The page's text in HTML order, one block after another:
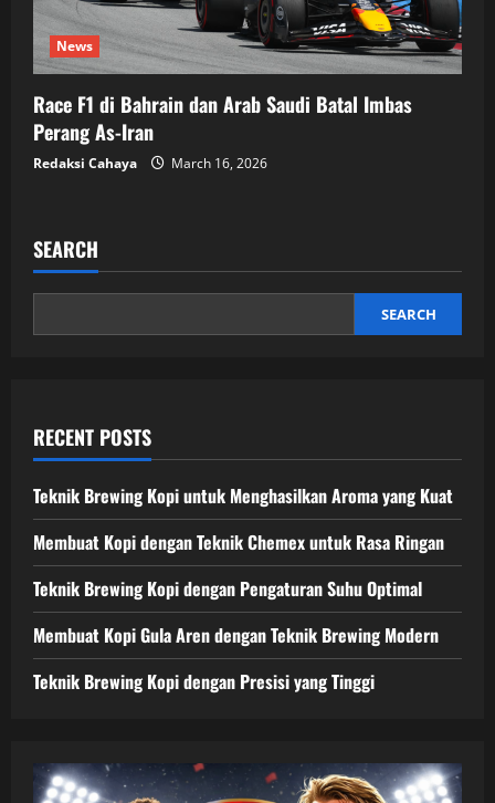
News
Race F1 di Bahrain dan Arab Saudi Batal Imbas
Perang As-Iran
Redaksi Cahaya March 16, 2026
SEARCH
SEARCH
RECENT POSTS
Teknik Brewing Kopi untuk Menghasilkan Aroma yang Kuat
Membuat Kopi dengan Teknik Chemex untuk Rasa Ringan
Teknik Brewing Kopi dengan Pengaturan Suhu Optimal
Membuat Kopi Gula Aren dengan Teknik Brewing Modern
Teknik Brewing Kopi dengan Presisi yang Tinggi